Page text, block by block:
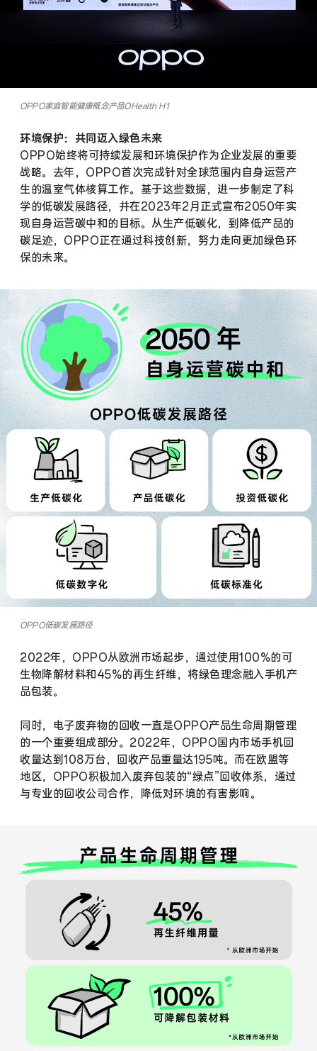
OPPO家庭智能健康概念产品OHealth H1
环境保护：共同迈入绿色未来
OPPO始终将可持续发展和环境保护作为企业发展的重要
战略。去年，OPPO首次完成针对全球范围内自身运营产
生的温室气体核算工作。基于这些数据，进一步制定了科
学的低碳发展路径，并在2023年2月正式宣布2050年实
现自身运营碳中和的目标。从生产低碳化，到降低产品的
碳足迹，OPPO正在通过科技创新，努力走向更加绿色环
保的未来。
OPPO低碳发展路径
2022年，OPPO从欧洲市场起步，通过使用100%的可
生物降解材料和45%的再生纤维，将绿色理念融入手机产
品包装。
同时，电子废弃物的回收一直是OPPO产品生命周期管理
的一个重要组成部分。2022年，OPPO国内市场手机回
收量达到108万台，回收产品重量达195吨。而在欧盟等
地区，OPPO积极加入废弃包装的“绿点”回收体系，通过
与专业的回收公司合作，降低对环境的有害影响。